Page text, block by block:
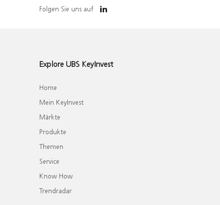
Folgen Sie uns auf
Explore UBS KeyInvest
Home
Mein KeyInvest
Märkte
Produkte
Themen
Service
Know How
Trendradar